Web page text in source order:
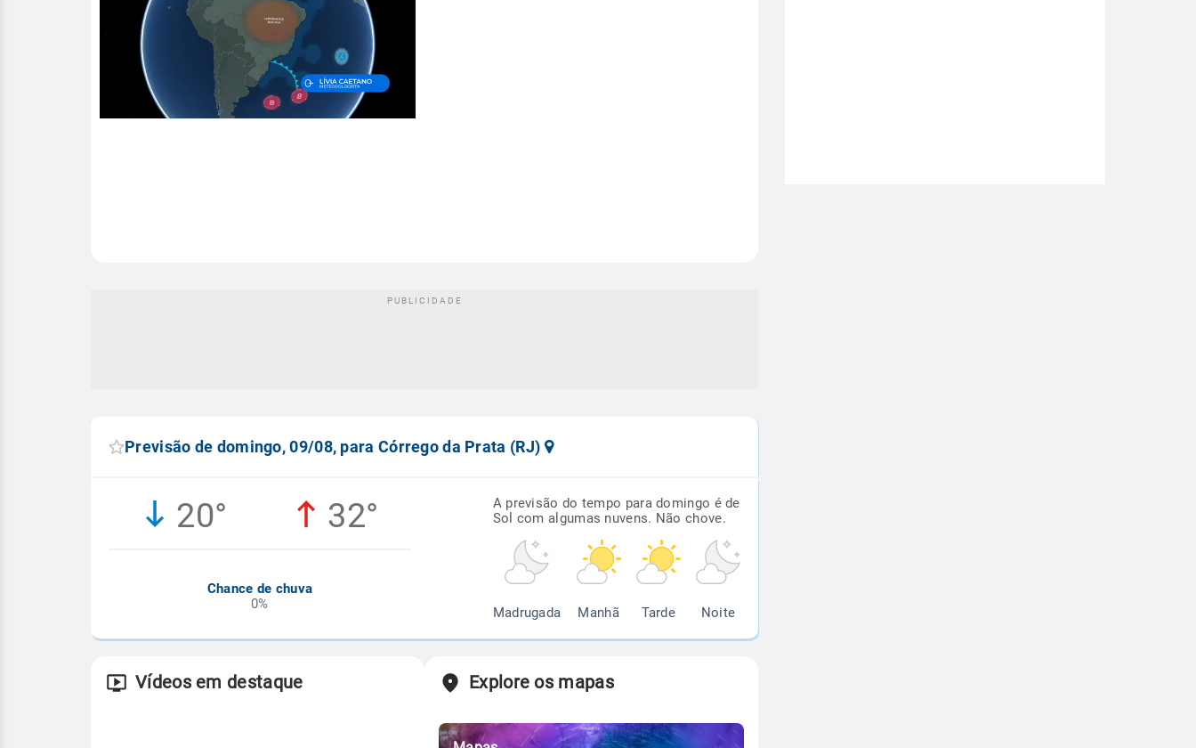
Previsão de domingo, 09/08, para Córrego da Prata (RJ)
20° 32°
Chance de chuva
0%
A previsão do tempo para domingo é de
Sol com algumas nuvens. Não chove.
Madrugada Manhã Tarde Noite
Vídeos em destaque Explore os mapas